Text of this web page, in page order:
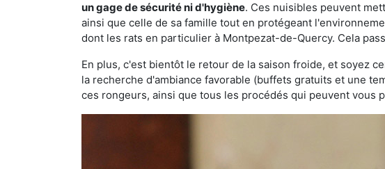
un gage de sécurité ni d'hygiène. Ces nuisibles peuvent
ainsi que celle de sa famille tout en protégeant
dont les rats en particulier à Montpezat-de-Quercy. Cela
En plus, c'est bientôt le retour de la saison froide, et soyez
la recherche d'ambiance favorable (buffets gratuits et une
ces rongeurs, ainsi que tous les procédés qui peuvent